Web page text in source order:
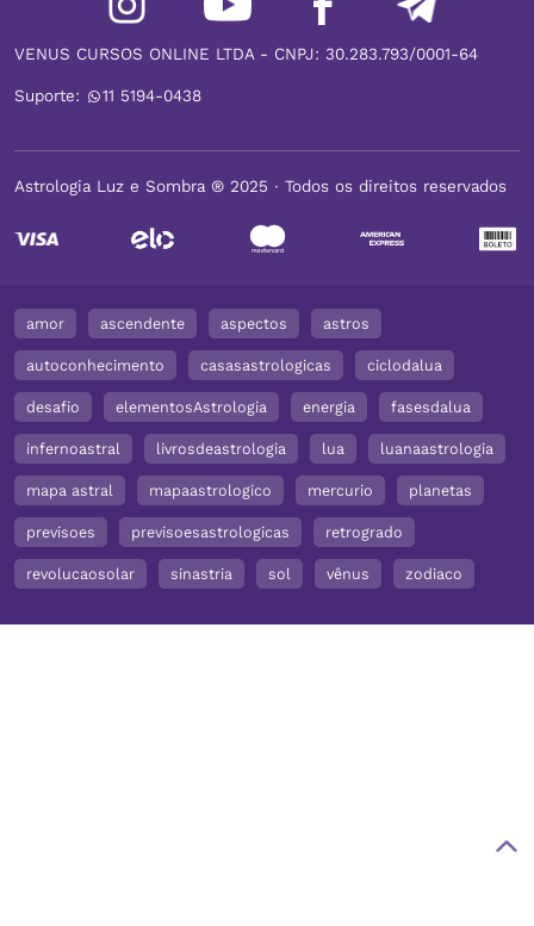
VENUS CURSOS ONLINE LTDA - CNPJ: 30.283.793/0001-64
Suporte: 11 5194-0438
Astrologia Luz e Sombra ® 2025 ∙ Todos os direitos reservados
amor ascendente aspectos astros
autoconhecimento casasastrologicas ciclodalua
desafio elementosAstrologia energia fasesdalua
infernoastral livrosdeastrologia lua luanaastrologia
mapa astral mapaastrologico mercurio planetas
previsoes previsoesastrologicas retrogrado
revolucaosolar sinastria sol vênus zodiaco